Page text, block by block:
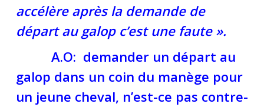
accélère après la demande de
départ au galop c’est une faute ».
A.O: demander un départ au
galop dans un coin du manège pour
un jeune cheval, n’est-ce pas contre-